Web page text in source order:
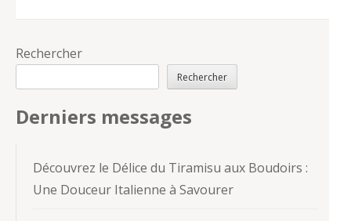
Rechercher
Rechercher
Derniers messages
Découvrez le Délice du Tiramisu aux Boudoirs :
Une Douceur Italienne à Savourer